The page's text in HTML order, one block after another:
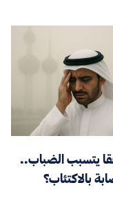
يتسبب الضباب..
بالاكتئاب؟